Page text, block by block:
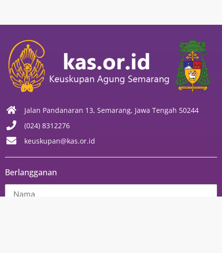
Jalan Pandanaran 13, Semarang, Jawa Tengah 50244
(024) 8312276
keuskupan@kas.or.id
Berlangganan